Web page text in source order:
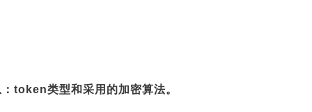
token类型和采用的加密算法。